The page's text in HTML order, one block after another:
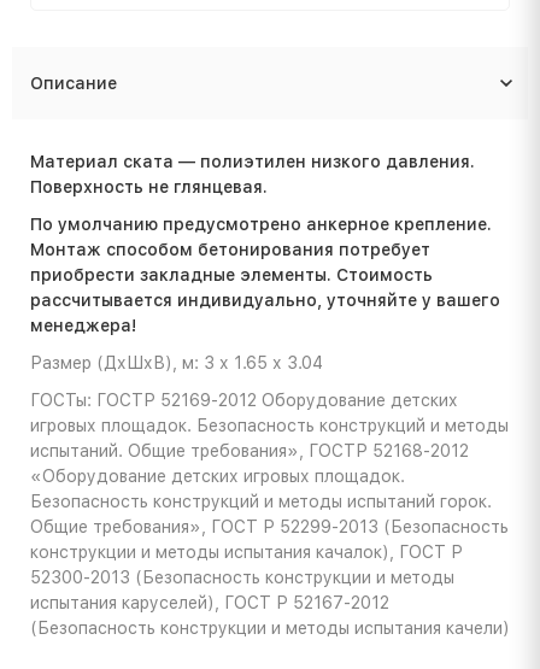
Описание
Материал ската — полиэтилен низкого давления.
Поверхность не глянцевая.
По умолчанию предусмотрено анкерное крепление.
Монтаж способом бетонирования потребует
приобрести закладные элементы. Стоимость
расcчитывается индивидуально, уточняйте у вашего
менеджера!
Размер (ДхШхВ), м: 3 х 1.65 х 3.04
ГОСТы: ГОСТР 52169-2012 Оборудование детских
игровых площадок. Безопасность конструкций и методы
испытаний. Общие требования», ГОСТР 52168-2012
«Оборудование детских игровых площадок.
Безопасность конструкций и методы испытаний горок.
Общие требования», ГОСТ Р 52299-2013 (Безопасность
конструкции и методы испытания качалок), ГОСТ Р
52300-2013 (Безопасность конструкции и методы
испытания каруселей), ГОСТ Р 52167-2012
(Безопасность конструкции и методы испытания качели)